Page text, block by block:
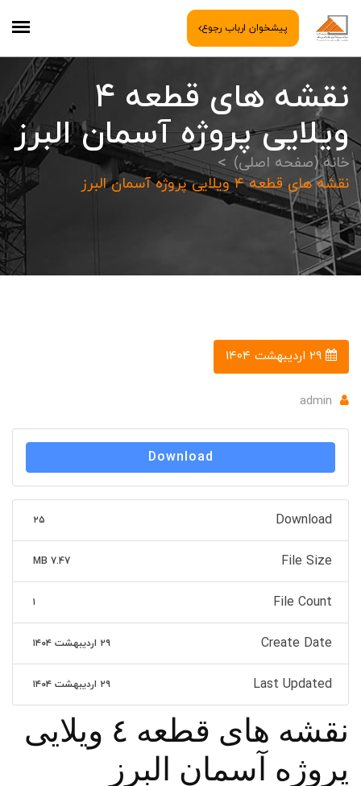
پیشخوان ارباب رجوع
نقشه های قطعه ٤
ويلايی پروژه آسمان البرز
خانه (صفحه اصلی)
نقشه های قطعه ٤ ويلايی پروژه آسمان البرز
admin
Download
Download ۲۵
File Size
7.47 MB
File Count ۱
Create Date ۲۹ اردیبهشت ۱۴۰۴
Last Updated ۲۹ اردیبهشت ۱۴۰۴
نقشه های قطعه ٤ ويلايی
پروژه آسمان البرز